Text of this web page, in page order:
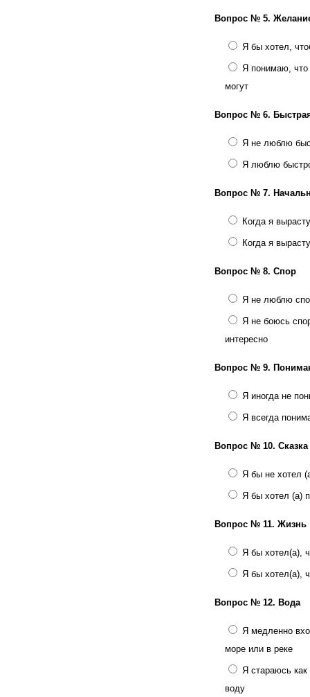
Вопрос № 5.
Я бы хотел,
Я понимаю, что
могут
Вопрос № 6.
Я не люблю
Я люблю
Вопрос № 7.
Когда я
Когда я
Вопрос № 8. Спор
Я не люблю
Я не боюсь
интересно
Вопрос № 9.
Я иногда не
Я всегда
Вопрос № 10. Сказка
Я бы не хотел
Я бы хотел (а)
Вопрос № 11. Жизнь
Я бы хотел(а),
Я бы хотел(а),
Вопрос № 12. Вода
Я медленно
море или в реке
Я стараюсь
воду